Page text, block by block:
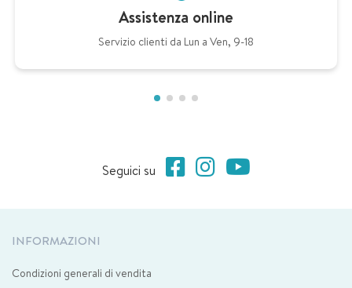
Assistenza online
Servizio clienti da Lun a Ven, 9-18
Seguici su
INFORMAZIONI
Condizioni generali di vendita